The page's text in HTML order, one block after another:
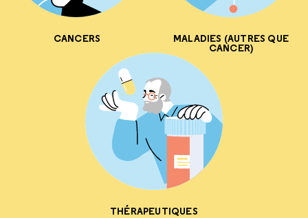
CANCERS MALADIES (AUTRES QUE
CANCER)
THÉRAPEUTIQUES